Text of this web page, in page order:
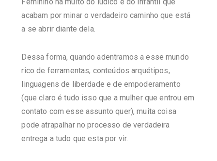
acabam por minar o verdadeiro caminho que está
a se abrir diante dela.
Dessa forma, quando adentramos a esse mundo
rico de ferramentas, conteúdos arquétipos,
linguagens de liberdade e de empoderamento
(que claro é tudo isso que a mulher que entrou em
contato com esse assunto quer), muita coisa
pode atrapalhar no processo de verdadeira
entrega a tudo que esta por vir.